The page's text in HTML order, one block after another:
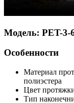
Модель: PET-3-
Особенности
Материал
полиэстера
Цвет
Тип